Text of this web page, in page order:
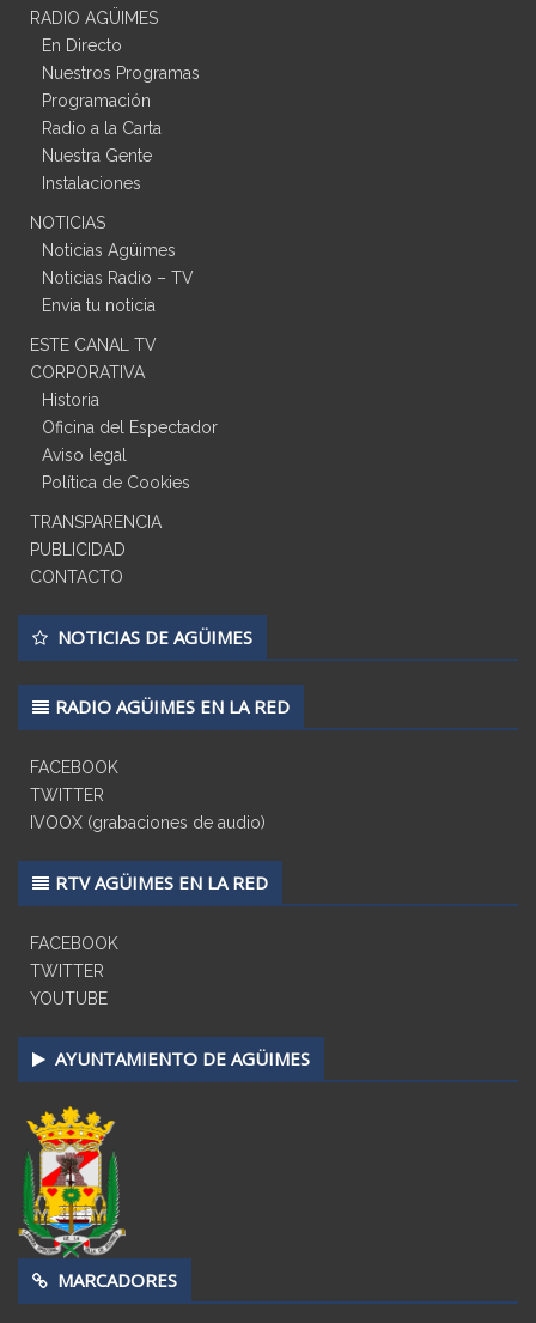
RADIO AGÜIMES
En Directo
Nuestros Programas
Programación
Radio a la Carta
Nuestra Gente
Instalaciones
NOTICIAS
Noticias Agüimes
Noticias Radio – TV
Envia tu noticia
ESTE CANAL TV
CORPORATIVA
Historia
Oficina del Espectador
Aviso legal
Política de Cookies
TRANSPARENCIA
PUBLICIDAD
CONTACTO
NOTICIAS DE AGÜIMES
RADIO AGÜIMES EN LA RED
FACEBOOK
TWITTER
IVOOX (grabaciones de audio)
RTV AGÜIMES EN LA RED
FACEBOOK
TWITTER
YOUTUBE
AYUNTAMIENTO DE AGÜIMES
MARCADORES